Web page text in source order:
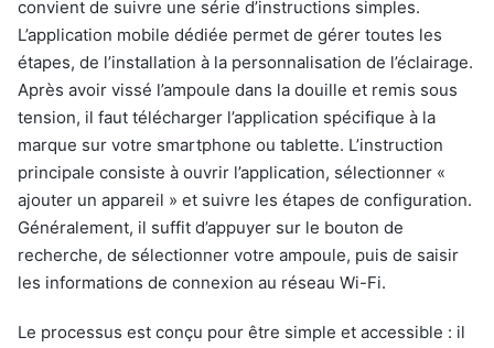
convient de suivre une série d’instructions simples.
L’application mobile dédiée permet de gérer toutes les
étapes, de l’installation à la personnalisation de l’éclairage.
Après avoir vissé l’ampoule dans la douille et remis sous
tension, il faut télécharger l’application spécifique à la
marque sur votre smartphone ou tablette. L’instruction
principale consiste à ouvrir l’application, sélectionner «
ajouter un appareil » et suivre les étapes de configuration.
Généralement, il suffit d’appuyer sur le bouton de
recherche, de sélectionner votre ampoule, puis de saisir
les informations de connexion au réseau Wi-Fi.
Le processus est conçu pour être simple et accessible : il